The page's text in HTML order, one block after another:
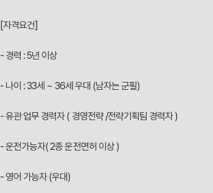
[자격요건]
- 경력 : 5년 이상
- 나이 : 33세 ~ 36세 우대 (남자는 군필)
- 유관 업무 경력자 ( 경영전략 /전략기획팀 경력자 )
- 운전가능자( 2종 운전면허 이상 )
- 영어 가능자 (우대)